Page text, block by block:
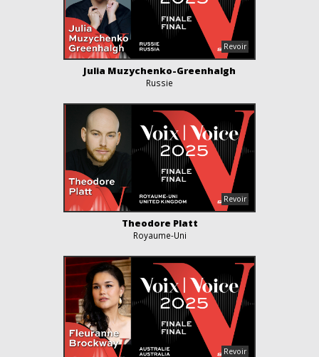
Julia Muzychenko-Greenhalgh
Russie
Theodore Platt
Royaume-Uni